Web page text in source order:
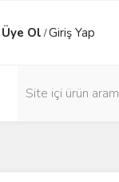
Üye Ol /Giriş Yap